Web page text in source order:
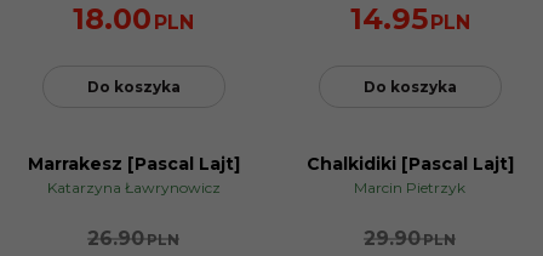
18.00 PLN
Do koszyka
14.95PLN
Do koszyka
Marrakesz [Pascal Lajt]
Katarzyna Ławrynowicz
26.90PLN
Chalkidiki [Pascal Lajt]
Marcin Pietrzyk
29.90PLN